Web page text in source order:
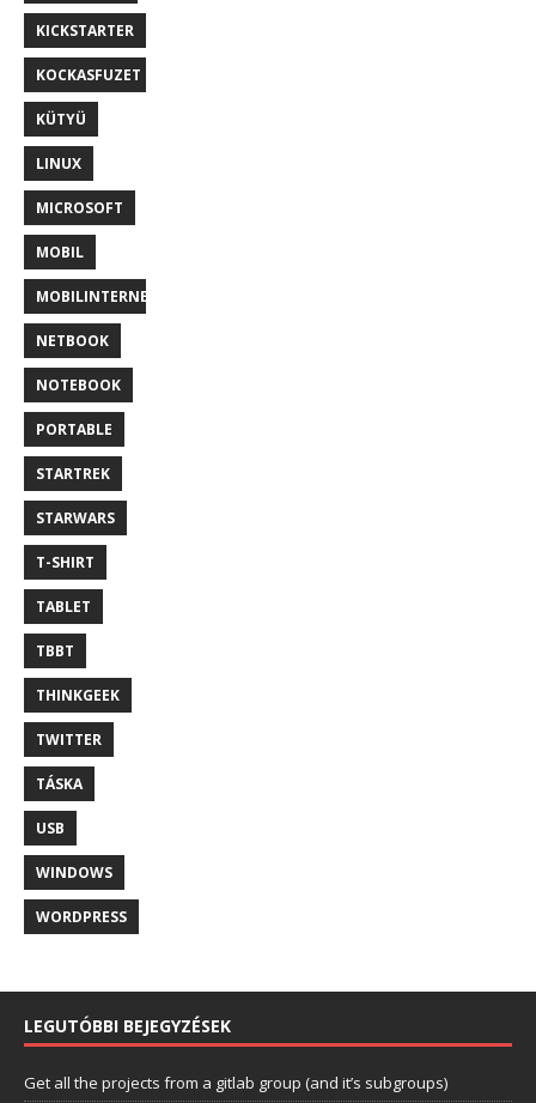
KICKSTARTER
KOCKASFUZET
KÜTYÜ
LINUX
MICROSOFT
MOBIL
MOBILINTERNET
NETBOOK
NOTEBOOK
PORTABLE
STARTREK
STARWARS
T-SHIRT
TABLET
TBBT
THINKGEEK
TWITTER
TÁSKA
USB
WINDOWS
WORDPRESS
LEGUTÓBBI BEJEGYZÉSEK
Get all the projects from a gitlab group (and it’s subgroups)